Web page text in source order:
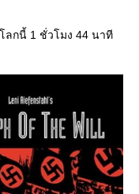
ลกนี้ 1 ชั่วโมง 44 นาที